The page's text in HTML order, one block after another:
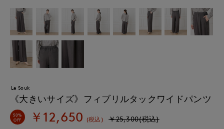
Le Souk
《大きいサイズ》フィブリルタックワイドパンツ
50%
OFF ￥12,650 (税込) ￥25,300(税込)